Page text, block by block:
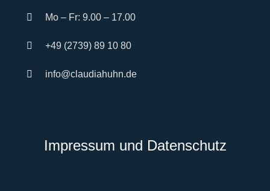
Mo – Fr: 9.00 – 17.00
+49 (2739) 89 10 80
info@claudiahuhn.de
Impressum und Datenschutz